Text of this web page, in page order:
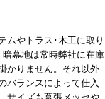
ムやトラス･木工に取り
幕地は常時弊社に在庫
かりません。それ以外
バランスによって仕入